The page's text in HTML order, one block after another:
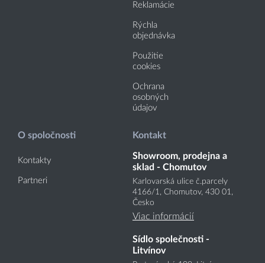
Reklamácie
Rýchla
objednávka
Použitie
cookies
Ochrana
osobných
údajov
O spoločnosti
Kontakty
Partneri
Kontakt
Showroom, prodejna a
sklad - Chomutov
Karlovarská ulice č.parcely
4166/1, Chomutov, 430 01,
Česko
Viac informácií
Sídlo společnosti -
Litvínov